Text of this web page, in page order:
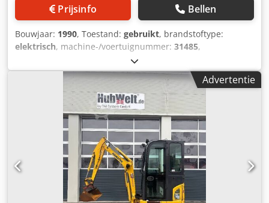
Prijsinfo Bellen
Bouwjaar: 1990, Toestand: gebruikt, brandstoftype:
elektrisch, machine-/voertuignummer: 31485,
hefcapaciteit: bei Hubhoehe 5000 mm 1500 kg beroerte:
max. 5000 mm vork lengte: 1050 mm gewicht: 2360 kg
dimensie: 1100 x 1780 x 2400 mm Dedpfx As Ezu Tegmewa
Advertentie